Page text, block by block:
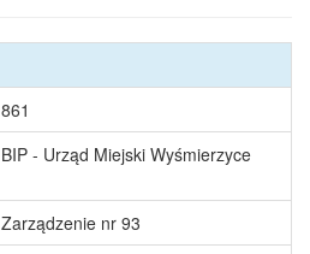
861
BIP - Urząd Miejski Wyśmierzyce
Zarządzenie nr 93